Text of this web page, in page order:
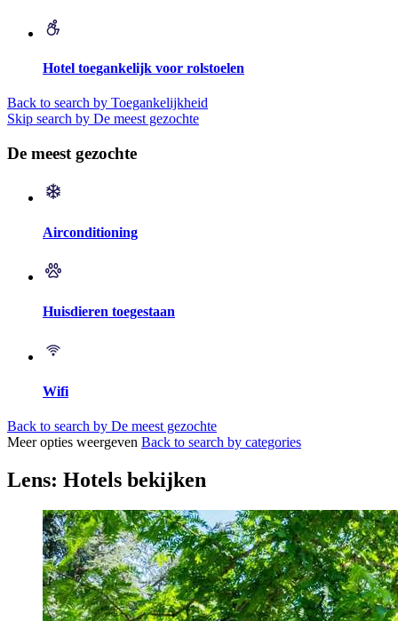
Hotel toegankelijk voor rolstoelen
Back to search by Toegankelijkheid
Skip search by De meest gezochte
De meest gezochte
Airconditioning
Huisdieren toegestaan
Wifi
Back to search by De meest gezochte
Meer opties weergeven Back to search by categories
Lens: Hotels bekijken